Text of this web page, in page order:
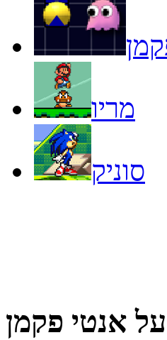
מריו
סוניק
אנטי פקמן